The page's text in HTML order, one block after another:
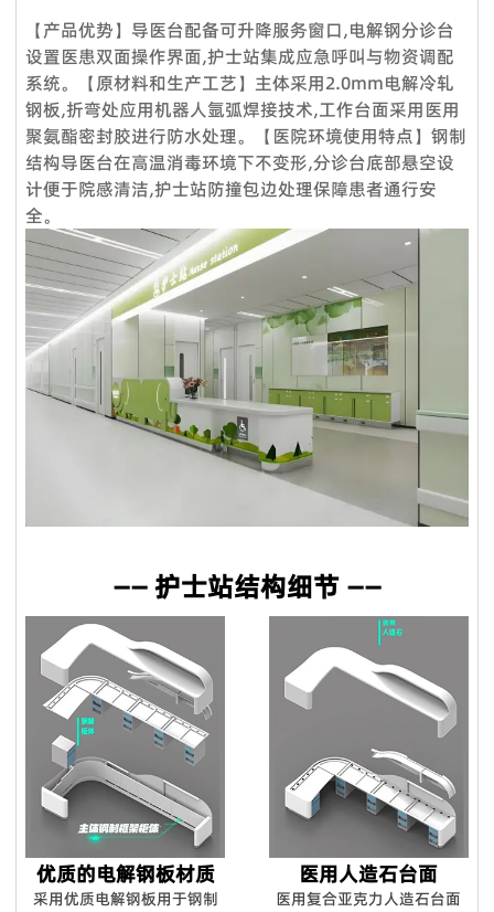
【产品优势】导医台配备可升降服务窗口,电解钢分诊台
设置医患双面操作界面,护士站集成应急呼叫与物资调配
系统。【原材料和生产工艺】主体采用2.0mm电解冷轧
钢板,折弯处应用机器人氩弧焊接技术,工作台面采用医用
聚氨酯密封胶进行防水处理。【医院环境使用特点】钢制
结构导医台在高温消毒环境下不变形,分诊台底部悬空设
计便于院感清洁,护士站防撞包边处理保障患者通行安
全。
—— 护士站结构细节 ——
优质的电解钢板材质
采用优质电解钢板用于钢制
医用人造石台面
医用复合亚克力人造石台面
360度服务：
VOUPLUS组建了专业的工程团队，为工程客户和品牌店客户提
供完善的服务和****的项目解决方案。工程团队负责投标项目、
方案设计、配置、现场测量、验收报告、后续服务等。项目案例
来自政府、医疗机构、教育系统、酒店、银行等各行各业。我们
还负责提供专业的服务，通过提供培训课程帮助品牌店客户建立
强大的销售团队，这就是过去15年来客户选择我们的原因。
服务理念：客户至上
VOUPLUS坚持把专业的人放在合适的岗位，工程团队为客户提
供专业的方案设计、**合理的空间配置、后期的跟进工作，致力
于打造和谐的工作环境。
我们是一支专业的咨询团队，帮助您选择合适的家具并给出建议
和详细的家具保养原则。
售后服务：
产品享受三年保固及维修服务。我司售后服务中心负责处理客户
咨询、投诉、维修及应急服务、亲善回访等。三年保固期内，除
人为因素外，经维修后，产品无法正常使用，厂家将给予换货。
Q1. 我可以在下订单之前索取样品吗？
是的，我们欢迎订购样品来测试和检查质量。混合样品是可以接
受的。但考虑到节省邮费，我们还提供详细的图片和其他您需要
的文件，以作为替代解决方案来消除您的顾虑。
Q2.我可以参观你们的工厂吗？
当然，我们的工厂位于中国广州，距离广州白云国际机场仅 12
公里。如果您想参观我们的工厂，请联系我们预约。除了带您参
观我们的工厂外，我们还可以帮助您预订酒店、机场接机等。
Q3.你们工厂的付款期限是怎样的？
标准产品，通常以 TT 30% 定金，装货前 70% 余款；信用证；
OA；贸易保证可接受。定制产品需支付 50% 定金。
Q4：交货时间怎么样？
标准产品需要5-7个工作日，定制产品时间需要20天；大批量生
产需要10天**。
Q5：我是一个小批发商，你们接受小额订单吗？
当然可以。从您联系我们的那一刻起，您就成为我们宝贵的潜在
客户。无论您的数量多大或少，我们都期待与您合作，希望我们
Q6：我可以把我的标志放在产品上吗？
是的。您可以将您的织物徽标发送给我们，然后我们可以在椅子
上放置您的徽标。此外，我们可以在盒子上印上您的徽标。
Q7. 你们的质量控制如何？
质量是我们的文化。我们拥有专业的质量检测中心，对原材料进
行化学和物理测试，只有合格的才能生产。专业的QC团队拥有
50名成员，在交货前对产品和包装进行测试。我们将在整个批
量生产过程中控制货物的质量。我们保证客户对我们**产品
100％满意。如果您对柔佛的质量或服务不满意，请随时立即反
馈我们，如果产品不符合合同要求，我们将免费更换或在下一个
订单中给您补偿。对于国外订单，我们确保大多数配件。在某些